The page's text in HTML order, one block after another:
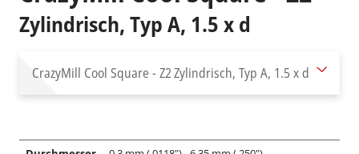
Zylindrisch, Typ A, 1.5 x d
CrazyMill Cool Square - Z2Zylindrisch, Typ A, 1.5 x d